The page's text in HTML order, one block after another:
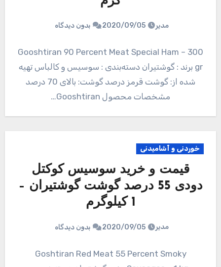
مدیر 2020/09/05 بدون دیدگاه
Gooshtiran 90 Percent Meat Special Ham – 300
gr برند : گوشتیران دسته‌بندی : سوسیس و کالباس تهیه
شده از: گوشت قرمز درصد گوشت: بالای 70 درصد
مشخصات محصول Gooshtiran…
خوردنی و آشامیدنی
قیمت و خرید سوسیس کوکتل
دودی 55 درصد گوشت گوشتیران –
1 کیلوگرم
مدیر 2020/09/05 بدون دیدگاه
Goshtiran Red Meat 55 Percent Smoky